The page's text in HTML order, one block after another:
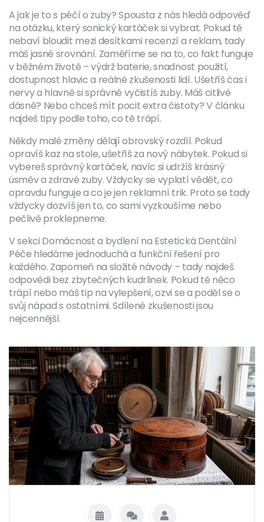
A jak je to s péčí o zuby? Spousta z nás hledá odpověď
na otázku, který sonický kartáček si vybrat. Pokud tě
nebaví bloudit mezi desítkami recenzí a reklam, tady
máš jasné srovnání. Zaměříme se na to, co fakt funguje
v běžném životě – výdrž baterie, snadnost použití,
dostupnost hlavic a reálné zkušenosti lidí. Ušetříš čas i
nervy a hlavně si správně vyčistíš zuby. Máš citlivé
dásně? Nebo chceš mít pocit extra čistoty? V článku
najdeš tipy podle toho, co tě trápí.
Někdy malé změny dělají obrovský rozdíl. Pokud
opravíš kaz na stole, ušetříš za nový nábytek. Pokud si
vybereš správný kartáček, navíc si udržíš krásný
úsměv a zdravé zuby. Vždycky se vyplatí vědět, co
opravdu funguje a co je jen reklamní trik. Proto se tady
vždycky dozvíš jen to, co sami vyzkoušíme nebo
pečlivě proklepneme.
V sekci Domácnost a bydlení na Estetická Dentální
Péče hledáme jednoduchá a funkční řešení pro
každého. Zapomeň na složité návody – tady najdeš
odpovědi bez zbytečných kudrlinek. Pokud tě něco
trápí nebo máš tip na vylepšení, ozvi se a poděl se o
svůj nápad s ostatními. Sdílené zkušenosti jsou
nejcennější.